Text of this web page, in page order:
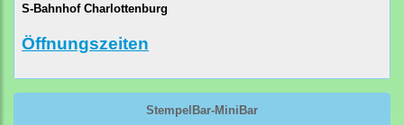
S-Bahnhof Charlottenburg
Öffnungszeiten
StempelBar-MiniBar